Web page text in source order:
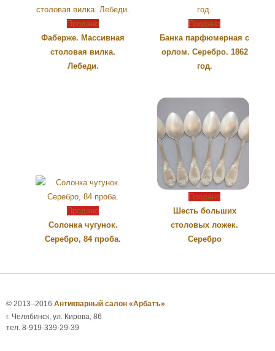
Продано
Фаберже. Массивная
столовая вилка.
Лебеди.
Продано
Банка парфюмерная с
орлом. Серебро. 1862
год.
Продано
Солонка чугунок.
Серебро, 84 проба.
Продано
Шесть больших
столовых ложек.
Серебро
© 2013–2016 Антикварный салон «Арбатъ»
г. Челябинск, ул. Кирова, 86
тел. 8-919-339-29-39